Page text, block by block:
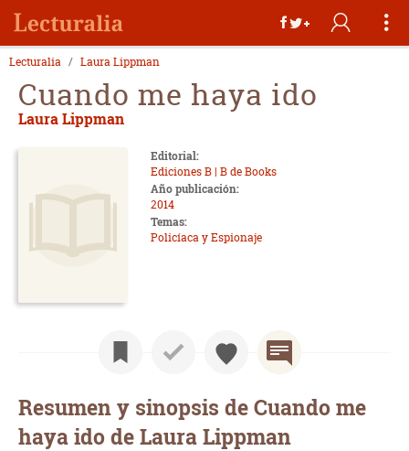
Lecturalia Laura Lippman
Cuando me haya ido
Laura Lippman
Editorial:
Ediciones B | B de Books
Año publicación:
2014
Temas:
Policíaca y Espionaje
Resumen y sinopsis de Cuando me
haya ido de Laura Lippman